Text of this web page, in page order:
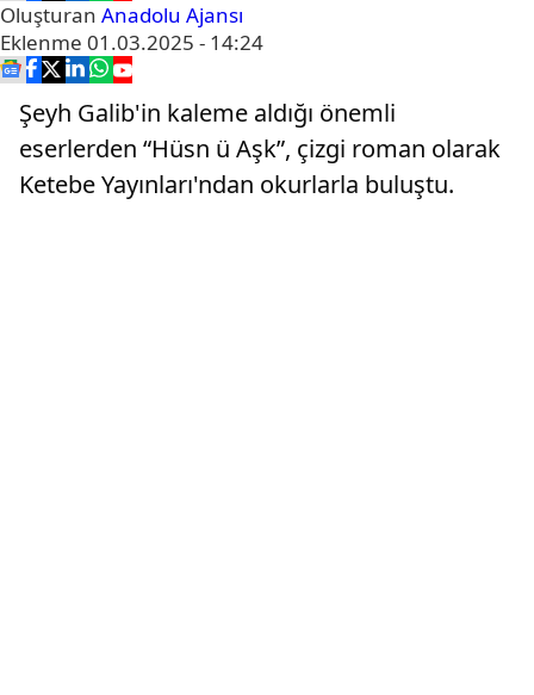
Oluşturan Anadolu Ajansı
Eklenme 01.03.2025 - 14:24
Şeyh Galib'in kaleme aldığı önemli
eserlerden “Hüsn ü Aşk”, çizgi roman olarak
Ketebe Yayınları'ndan okurlarla buluştu.